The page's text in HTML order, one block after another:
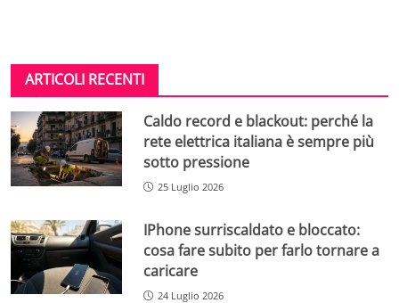
ARTICOLI RECENTI
Caldo record e blackout: perché la
rete elettrica italiana è sempre più
sotto pressione
25 Luglio 2026
IPhone surriscaldato e bloccato:
cosa fare subito per farlo tornare a
caricare
24 Luglio 2026